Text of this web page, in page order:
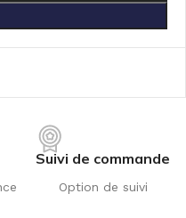
Suivi de commande
Option de suivi